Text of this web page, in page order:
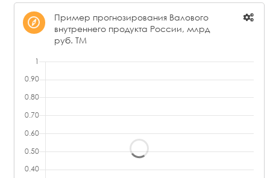
Пример прогнозирования Валового
внутреннего продукта России, млрд
руб. ТМ